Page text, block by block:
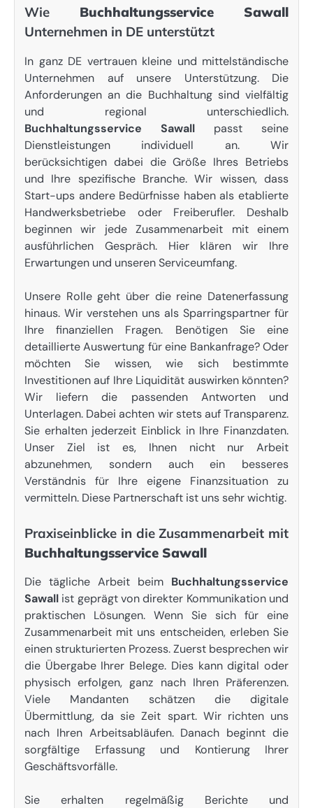
Wie Buchhaltungsservice Sawall
Unternehmen in DE unterstützt
In ganz DE vertrauen kleine und mittelständische
Unternehmen auf unsere Unterstützung. Die
Anforderungen an die Buchhaltung sind vielfältig
und regional unterschiedlich.
Buchhaltungsservice Sawall passt seine
Dienstleistungen individuell an. Wir
berücksichtigen dabei die Größe Ihres Betriebs
und Ihre spezifische Branche. Wir wissen, dass
Start-ups andere Bedürfnisse haben als etablierte
Handwerksbetriebe oder Freiberufler. Deshalb
beginnen wir jede Zusammenarbeit mit einem
ausführlichen Gespräch. Hier klären wir Ihre
Erwartungen und unseren Serviceumfang.
Unsere Rolle geht über die reine Datenerfassung
hinaus. Wir verstehen uns als Sparringspartner für
Ihre finanziellen Fragen. Benötigen Sie eine
detaillierte Auswertung für eine Bankanfrage? Oder
möchten Sie wissen, wie sich bestimmte
Investitionen auf Ihre Liquidität auswirken könnten?
Wir liefern die passenden Antworten und
Unterlagen. Dabei achten wir stets auf Transparenz.
Sie erhalten jederzeit Einblick in Ihre Finanzdaten.
Unser Ziel ist es, Ihnen nicht nur Arbeit
abzunehmen, sondern auch ein besseres
Verständnis für Ihre eigene Finanzsituation zu
vermitteln. Diese Partnerschaft ist uns sehr wichtig.
Praxiseinblicke in die Zusammenarbeit mit
Buchhaltungsservice Sawall
Die tägliche Arbeit beim Buchhaltungsservice
Sawall ist geprägt von direkter Kommunikation und
praktischen Lösungen. Wenn Sie sich für eine
Zusammenarbeit mit uns entscheiden, erleben Sie
einen strukturierten Prozess. Zuerst besprechen wir
die Übergabe Ihrer Belege. Dies kann digital oder
physisch erfolgen, ganz nach Ihren Präferenzen.
Viele Mandanten schätzen die digitale
Übermittlung, da sie Zeit spart. Wir richten uns
nach Ihren Arbeitsabläufen. Danach beginnt die
sorgfältige Erfassung und Kontierung Ihrer
Geschäftsvorfälle.
Sie erhalten regelmäßig Berichte und